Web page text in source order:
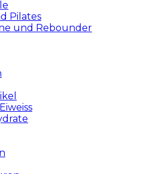
Pilates
und Rebounder